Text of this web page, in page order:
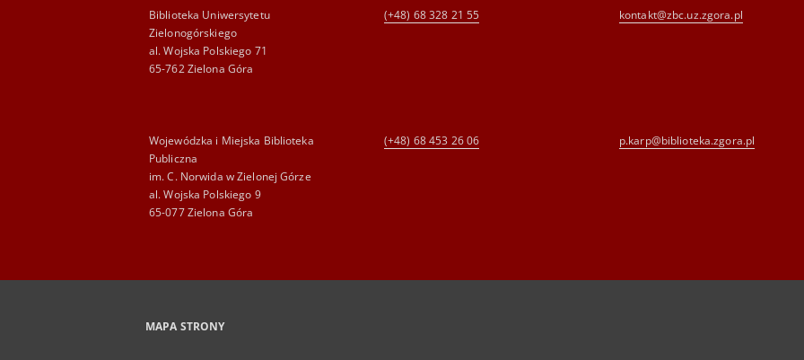
Biblioteka Uniwersytetu
Zielonogórskiego
al. Wojska Polskiego 71
65-762 Zielona Góra
(+48) 68 328 21 55 kontakt@zbc.uz.zgora.pl
Wojewódzka i Miejska Biblioteka
Publiczna
im. C. Norwida w Zielonej Górze
al. Wojska Polskiego 9
65-077 Zielona Góra
(+48) 68 453 26 06 p.karp@biblioteka.zgora.pl
MAPA STRONY